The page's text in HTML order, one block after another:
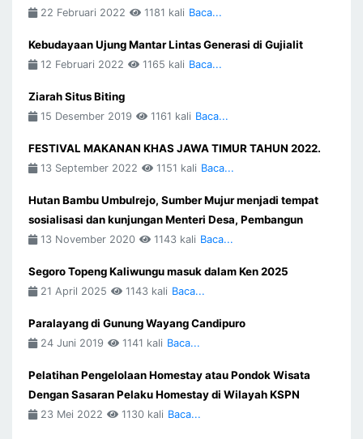
22 Februari 2022 1181 kali Baca...
Kebudayaan Ujung Mantar Lintas Generasi di Gujialit
12 Februari 2022 1165 kali Baca...
Ziarah Situs Biting
15 Desember 2019 1161 kali Baca...
FESTIVAL MAKANAN KHAS JAWA TIMUR TAHUN 2022.
13 September 2022 1151 kali Baca...
Hutan Bambu Umbulrejo, Sumber Mujur menjadi tempat
sosialisasi dan kunjungan Menteri Desa, Pembangun
13 November 2020 1143 kali Baca...
Segoro Topeng Kaliwungu masuk dalam Ken 2025
21 April 2025 1143 kali Baca...
Paralayang di Gunung Wayang Candipuro
24 Juni 2019 1141 kali Baca...
Pelatihan Pengelolaan Homestay atau Pondok Wisata
Dengan Sasaran Pelaku Homestay di Wilayah KSPN
23 Mei 2022 1130 kali Baca...